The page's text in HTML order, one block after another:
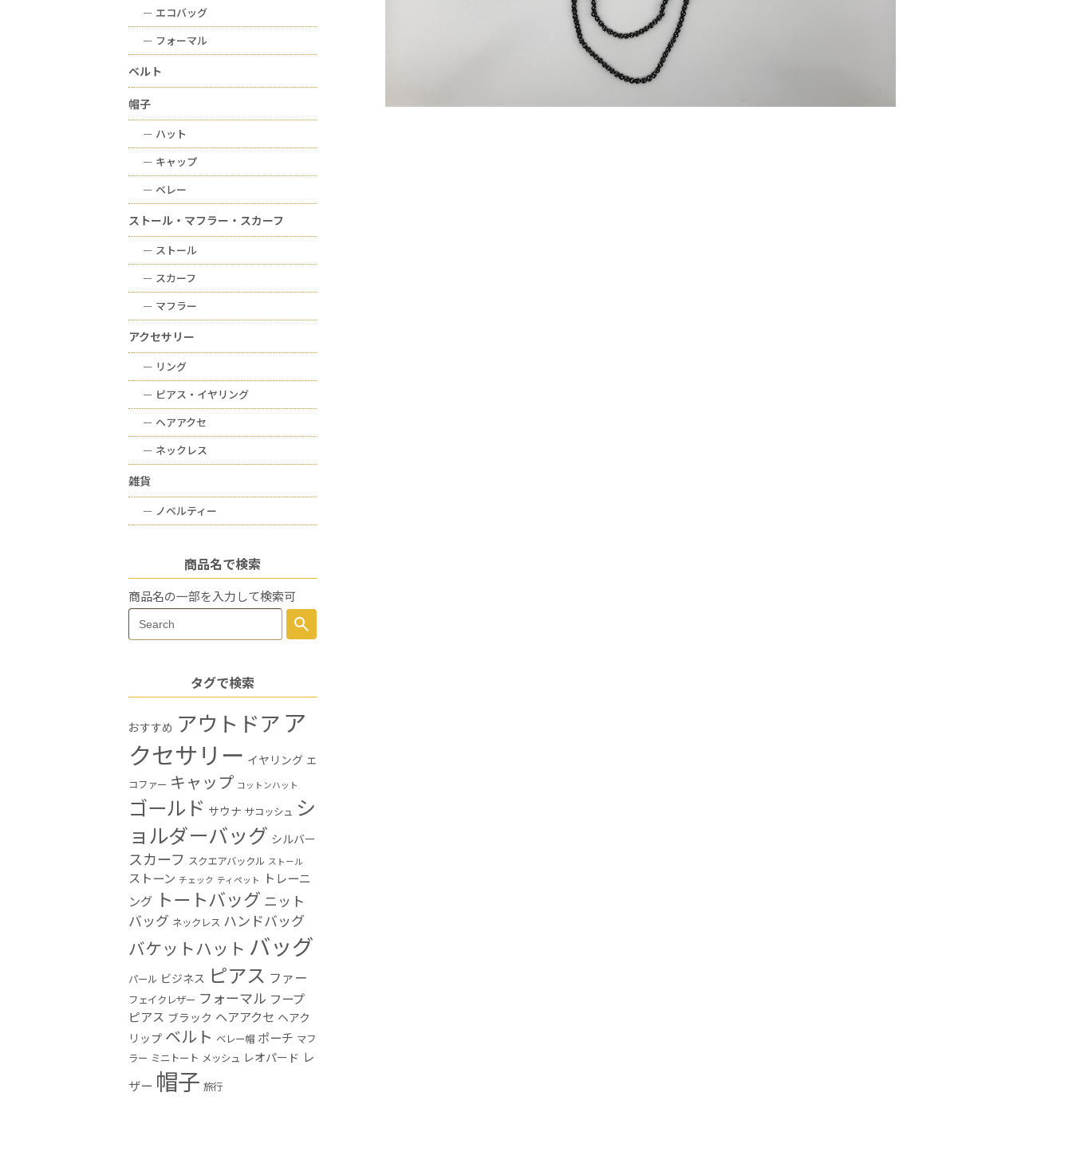
ー エコバッグ
ー フォーマル
ベルト
帽子
ー ハット
ー キャップ
ー ベレー
ストール・マフラー・スカーフ
ー ストール
ー スカーフ
ー マフラー
アクセサリー
ー リング
ー ピアス・イヤリング
ー ヘアアクセ
ー ネックレス
雑貨
ー ノベルティー
商品名で検索
商品名の一部を入力して検索可
Search
for:
search
タグで検索
おすすめ アウトドア ア
クセサリー イヤリング エ
コファー キャップ コットンハット
ゴールド サウナ サコッシュ シ
ョルダーバッグ シルバー
スカーフ スクエアバックル ストール
ストーン チェック ティペット
トレーニ
ング トートバッグ ニット
バッグ ネックレス ハンドバッグ
バケットハット バッグ
パール ビジネス ピアス ファー
フェイクレザー フォーマル フープ
ピアス ブラック ヘアアクセ ヘアク
リップ ベルト ベレー帽 ポーチ マフ
ラー ミニトート メッシュ レオパード レ
ザー 帽子 旅行